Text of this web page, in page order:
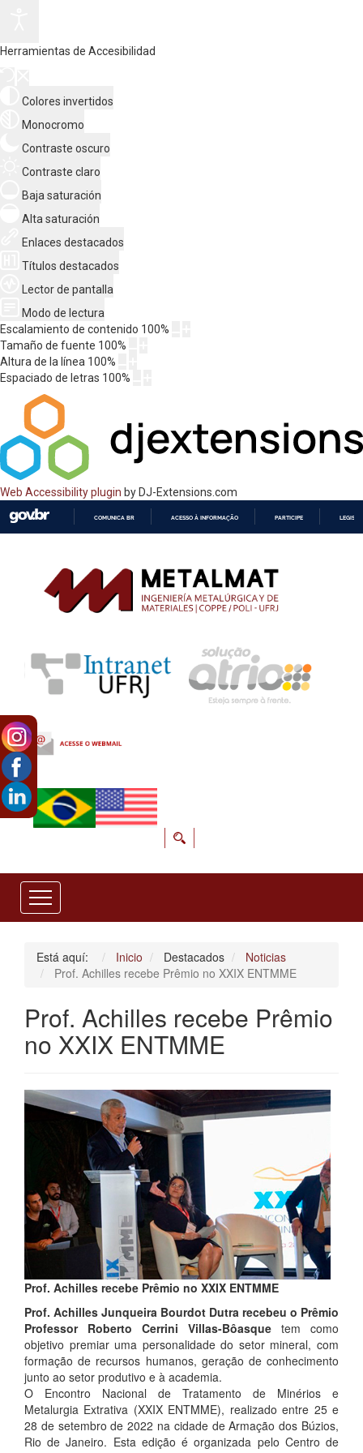
Herramientas de Accesibilidad
Colores invertidos
Monocromo
Contraste oscuro
Contraste claro
Baja saturación
Alta saturación
Enlaces destacados
Títulos destacados
Lector de pantalla
Modo de lectura
Escalamiento de contenido 100%
Tamaño de fuente 100%
Altura de la línea 100%
Espaciado de letras 100%
Web Accessibility plugin by DJ-Extensions.com
CONTEÚDO
COMUNICA BR ACESSO À INFORMAÇÃO PARTICIPE
Está aquí: Inicio Destacados
Noticias
Prof. Achilles recebe Prêmio no XXIX ENTMME
Prof. Achilles recebe Prêmio
no XXIX ENTMME
Prof. Achilles recebe Prêmio no XXIX ENTMME
Prof. Achilles Junqueira Bourdot Dutra recebeu o Prêmio
Professor Roberto Cerrini Villas-Bôasque tem como
objetivo premiar uma personalidade do setor mineral, com
formação de recursos humanos, geração de conhecimento
junto ao setor produtivo e à academia.
O Encontro Nacional de Tratamento de Minérios e
Metalurgia Extrativa (XXIX ENTMME), realizado entre 25 e
28 de setembro de 2022 na cidade de Armação dos Búzios,
Rio de Janeiro. Esta edição é organizada pelo Centro de